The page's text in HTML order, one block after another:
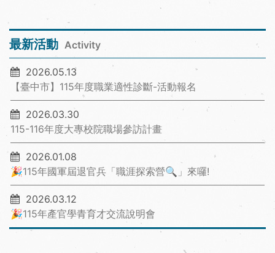
最新活動 Activity
2026.05.13
【臺中市】115年度職業適性診斷-活動報名
2026.03.30
115-116年度大專校院職場參訪計畫
2026.01.08
🎉115年國軍屆退官兵「職涯探索營🔍」來囉!
2026.03.12
🎉115年產官學青育才交流說明會